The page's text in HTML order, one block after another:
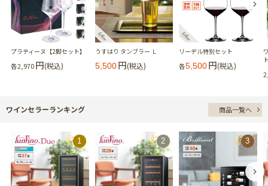
プラティーヌ【2脚セット】
各2,970円(税込)
うすはり タンブラー Ｌ
5,500 円(税込)
リーデル特別セット
各5,500円(税込)
ワインセラーランキング 商品一覧へ